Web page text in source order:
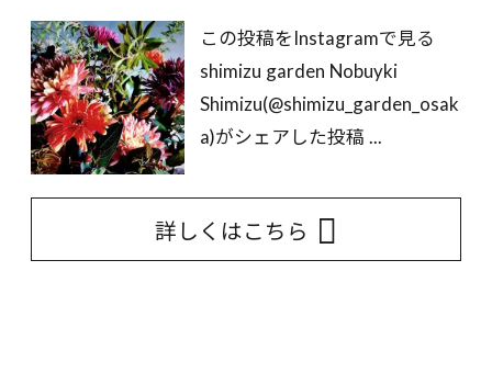
この投稿をInstagramで見る
shimizu garden Nobuyki
Shimizu(@shimizu_garden_osak
a)がシェアした投稿 ...
詳しくはこちら